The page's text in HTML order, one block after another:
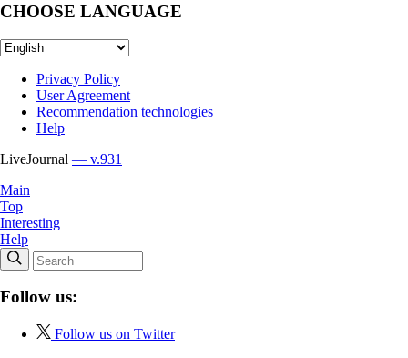
CHOOSE LANGUAGE
Privacy Policy
User Agreement
Recommendation technologies
Help
LiveJournal — v.931
Main
Top
Interesting
Help
Follow us:
Follow us on Twitter